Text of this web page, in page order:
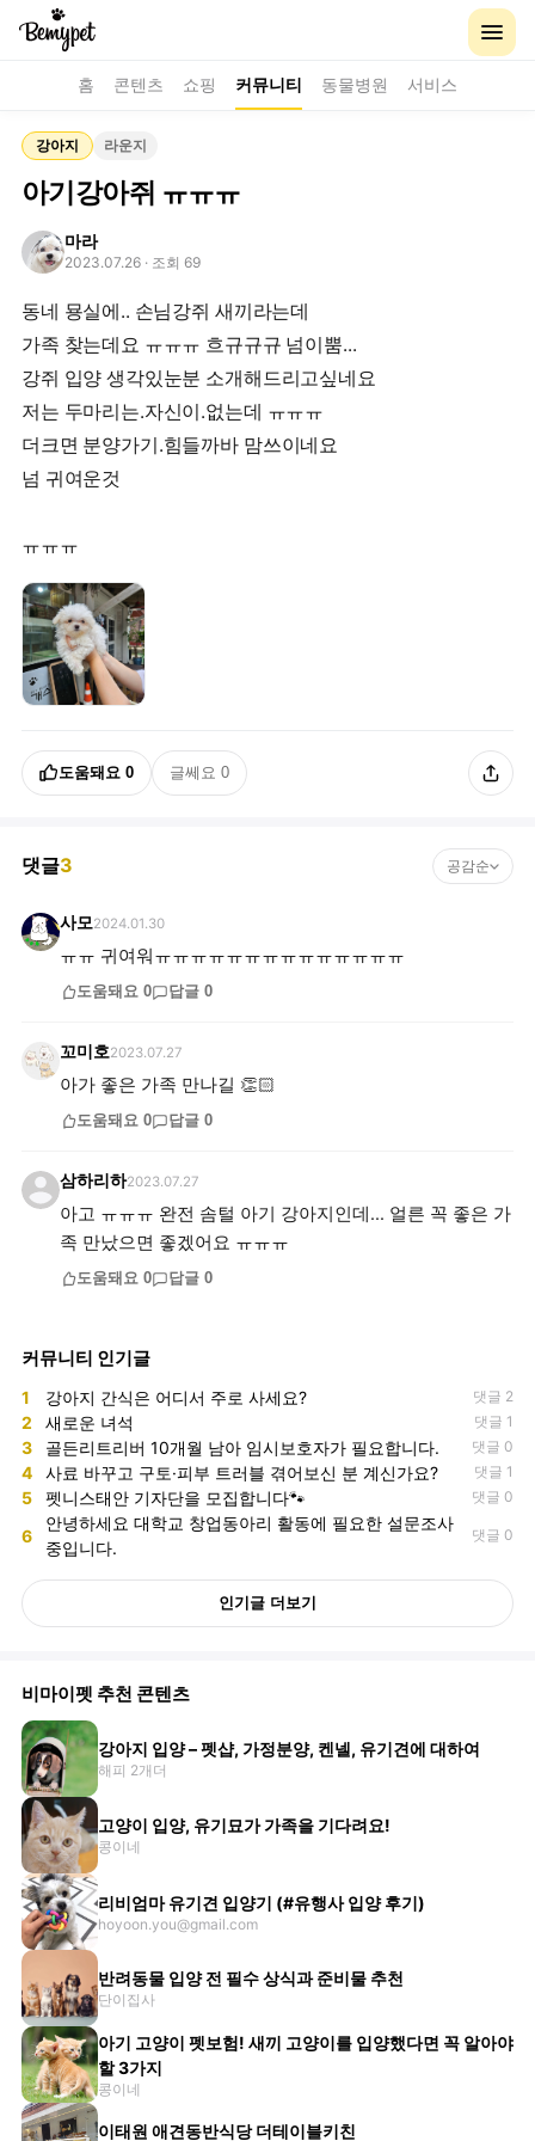
홈 콘텐츠 쇼핑 커뮤니티 동물병원 서비스
강아지 라운지
아기강아쥐 ㅠㅠㅠ
마라
2023.07.26 · 조회 69
동네 묭실에.. 손님강쥐 새끼라는데
가족 찾는데요 ㅠㅠㅠ 흐규규규 넘이뿜...
강쥐 입양 생각있눈분 소개해드리고싶네요
저는 두마리는.자신이.없는데 ㅠㅠㅠ
더크면 분양가기.힘들까바 맘쓰이네요
넘 귀여운것
ㅠㅠㅠ
도움돼요 0 글쎄요 0
댓글3 공감순
사모 2024.01.30
ㅠㅠ 귀여워ㅠㅠㅠㅠㅠㅠㅠㅠㅠㅠㅠㅠㅠㅠ
도움돼요 0 답글 0
꼬미호2023.07.27
아가 좋은 가족 만나길 👏🏻
도움돼요 0 답글 0
삼하리하2023.07.27
아고 ㅠㅠㅠ 완전 솜털 아기 강아지인데... 얼른 꼭 좋은 가
족 만났으면 좋겠어요 ㅠㅠㅠ
도움돼요 0 답글 0
커뮤니티 인기글
1 강아지 간식은 어디서 주로 사세요? 댓글 2
2 새로운 녀석 댓글 1
3 골든리트리버 10개월 남아 임시보호자가 필요합니다. 댓글 0
4 사료 바꾸고 구토·피부 트러블 겪어보신 분 계신가요? 댓글 1
5 펫니스태안 기자단을 모집합니다🐾 댓글 0
6
안녕하세요 대학교 창업동아리 활동에 필요한 설문조사
중입니다.
댓글 0
인기글 더보기
비마이펫 추천 콘텐츠
강아지 입양 – 펫샵, 가정분양, 켄넬, 유기견에 대하여
해피 2개더
고양이 입양, 유기묘가 가족을 기다려요!
콩이네
리비엄마 유기견 입양기 (#유행사 입양 후기)
hoyoon.you@gmail.com
반려동물 입양 전 필수 상식과 준비물 추천
단이집사
아기 고양이 펫보험! 새끼 고양이를 입양했다면 꼭 알아야
할 3가지
콩이네
이태원 애견동반식당 더테이블키친